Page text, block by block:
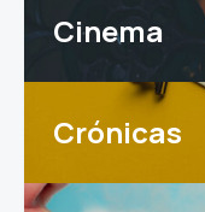
Cinema
Crónicas